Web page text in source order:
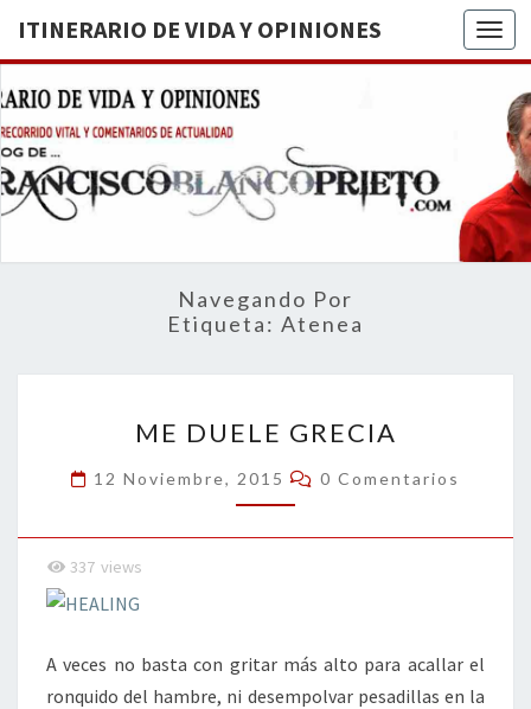
ITINERARIO DE VIDA Y OPINIONES
DE
BREVE
RECORRIDO
VITAL Y
ACTUALIDAD
Navegando Por
Etiqueta: Atenea
DUELE
GRECIA
ME DUELE GRECIA
12 Noviembre, 2015 Comentarios
0 Comentarios
337 views
A veces no basta con gritar más alto para acallar el
ronquido del hambre, ni desempolvar pesadillas en la